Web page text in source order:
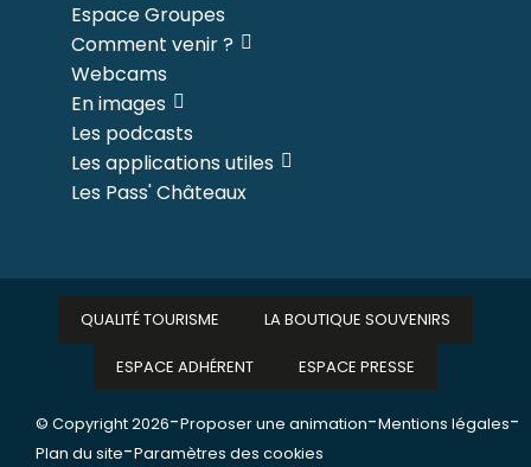
Espace Groupes
Comment venir ?
Webcams
En images
Les podcasts
Les applications utiles
Les Pass' Châteaux
© Copyright 2026-Proposer une animation-Mentions légales-
Plan du site-Paramètres des cookies
QUALITÉ TOURISME LA BOUTIQUE SOUVENIRS
ESPACE ADHÉRENT ESPACE PRESSE